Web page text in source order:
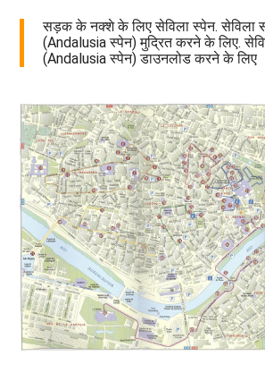
सड़क के नक्शे के लिए सेविला स्पेन.
(Andalusia स्पेन) मुद्रित करने के लिए.
(Andalusia स्पेन) डाउनलोड करने के लिए